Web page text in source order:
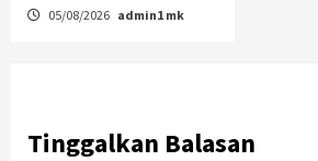
05/08/2026 admin1 mk
Tinggalkan Balasan